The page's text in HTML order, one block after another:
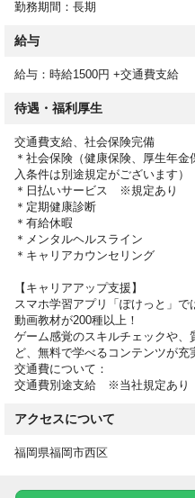
勤務期間：長期
給与
給与：時給1500円 +交通費支給
待遇・福利厚生
交通費支給、社会保険完備
＊社会保険（健康保険、厚生年
入条件は別途規定がございます）
＊日払いサービス ※規定あり
＊定期健康診断
＊有給休暇
＊メンタルヘルスライン
＊キャリアカウンセリング
【キャリアアップ支援】
スマホ学習アプリ「ぽけっと」
動画教材が200種以上！
ゲーム感覚のスキルチェックや
ど、無料で学べるコンテンツが充
交通費について：
交通費別途支給 ※当社規定あり
アクセスについて
福岡県福岡市西区